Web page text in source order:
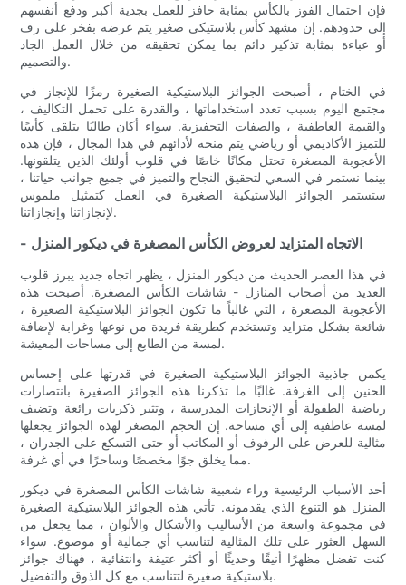
فإن احتمال الفوز بالكأس بمثابة حافز للعمل بجدية أكبر ودفع أنفسهم
إلى حدودهم. إن مشهد كأس بلاستيكي صغير يتم عرضه بفخر على رف
أو عباءة بمثابة تذكير دائم بما يمكن تحقيقه من خلال العمل الجاد
والتصميم.
في الختام ، أصبحت الجوائز البلاستيكية الصغيرة رمزًا للإنجاز في
مجتمع اليوم بسبب تعدد استخداماتها ، والقدرة على تحمل التكاليف ،
والقيمة العاطفية ، والصفات التحفيزية. سواء أكان طالبًا يتلقى كأسًا
للتميز الأكاديمي أو رياضي يتم منحه لأدائهم في هذا المجال ، فإن هذه
الأعجوبة المصغرة تحتل مكانًا خاصًا في قلوب أولئك الذين يتلقونها.
بينما نستمر في السعي لتحقيق النجاح والتميز في جميع جوانب حياتنا ،
ستستمر الجوائز البلاستيكية الصغيرة في العمل كتمثيل ملموس
لإنجازاتنا وإنجازاتنا.
- الاتجاه المتزايد لعروض الكأس المصغرة في ديكور المنزل
في هذا العصر الحديث من ديكور المنزل ، يظهر اتجاه جديد يبرز قلوب
العديد من أصحاب المنازل - شاشات الكأس المصغرة. أصبحت هذه
الأعجوبة المصغرة ، التي غالباً ما تكون الجوائز البلاستيكية الصغيرة ،
شائعة بشكل متزايد وتستخدم كطريقة فريدة من نوعها وغرابة لإضافة
لمسة من الطابع إلى مساحات المعيشة.
يكمن جاذبية الجوائز البلاستيكية الصغيرة في قدرتها على إحساس
الحنين إلى الغرفة. غالبًا ما تذكرنا هذه الجوائز الصغيرة بانتصارات
رياضية الطفولة أو الإنجازات المدرسية ، وتثير ذكريات رائعة وتضيف
لمسة عاطفية إلى أي مساحة. إن الحجم المصغر لهذه الجوائز يجعلها
مثالية للعرض على الرفوف أو المكاتب أو حتى التسكع على الجدران ،
مما يخلق جوًا مخصصًا وساحرًا في أي غرفة.
أحد الأسباب الرئيسية وراء شعبية شاشات الكأس المصغرة في ديكور
المنزل هو التنوع الذي يقدمونه. تأتي هذه الجوائز البلاستيكية الصغيرة
في مجموعة واسعة من الأساليب والأشكال والألوان ، مما يجعل من
السهل العثور على تلك المثالية لتناسب أي جمالية أو موضوع. سواء
كنت تفضل مظهرًا أنيقًا وحديثًا أو أكثر عتيقة وانتقائية ، فهناك جوائز
بلاستيكية صغيرة لتتناسب مع كل الذوق والتفضيل.